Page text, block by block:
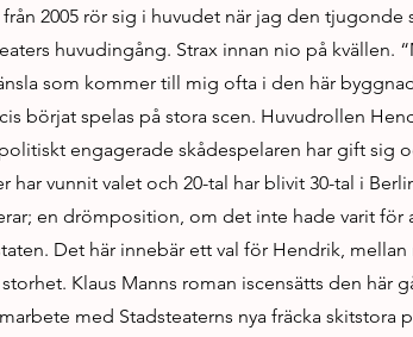
2005 rör sig i huvudet när jag den tjugonde
huvudingång. Strax innan nio på kvällen.
som kommer till mig ofta i den här
börjat spelas på stora scen. Huvudrollen
engagerade skådespelaren har gift sig
har vunnit valet och 20-tal har blivit 30-tal i
en drömposition, om det inte hade varit för
Det här innebär ett val för Hendrik,
Klaus Manns roman iscensätts den här
med Stadsteaterns nya fräcka skitstora